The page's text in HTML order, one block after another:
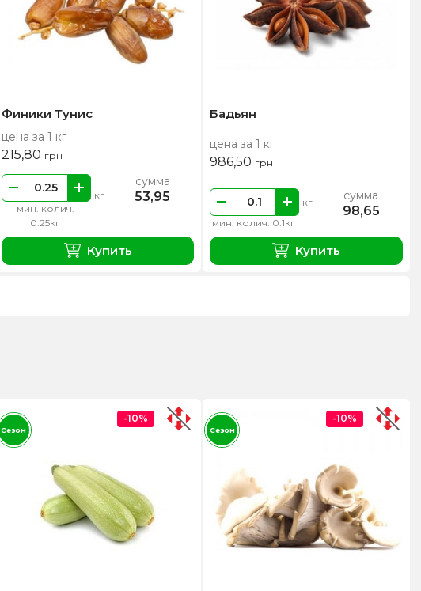
Финики Тунис
цена за 1 кг
215,80 грн
мин. колич.
0.25кг
кг
сумма
53,95
Купить
Бадьян
цена за 1 кг
986,50 грн
мин. колич. 0.1кг
кг сумма
98,65
Купить
-10%
Сезон
-10%
Сезон